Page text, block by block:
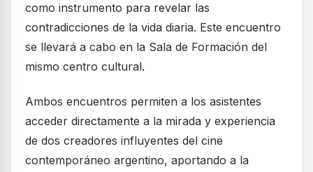
como instrumento para revelar las
contradicciones de la vida diaria. Este encuentro
se llevará a cabo en la Sala de Formación del
mismo centro cultural.
Ambos encuentros permiten a los asistentes
acceder directamente a la mirada y experiencia
de dos creadores influyentes del cine
contemporáneo argentino, aportando a la